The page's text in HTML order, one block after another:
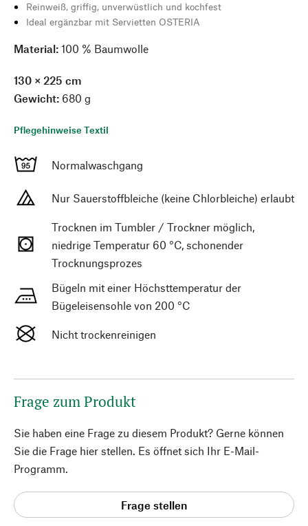
Reinweiß, griffig, unverwüstlich und kochfest
Ideal ergänzbar mit Servietten OSTERIA
Material: 100 % Baumwolle
130 × 225 cm
Gewicht: 680 g
Pflegehinweise Textil
Normalwaschgang
Nur Sauerstoffbleiche (keine Chlorbleiche) erlaubt
Trocknen im Tumbler / Trockner möglich,
niedrige Temperatur 60 °C, schonender
Trocknungsprozes
Bügeln mit einer Höchsttemperatur der
Bügeleisensohle von 200 °C
Nicht trockenreinigen
Frage zum Produkt
Sie haben eine Frage zu diesem Produkt? Gerne können
Sie die Frage hier stellen. Es öffnet sich Ihr E-Mail-
Programm.
Frage stellen